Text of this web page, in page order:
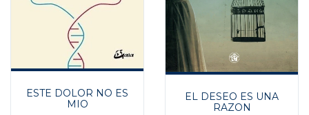
ESTE DOLOR NO ES
MIO
EL DESEO ES UNA
RAZON